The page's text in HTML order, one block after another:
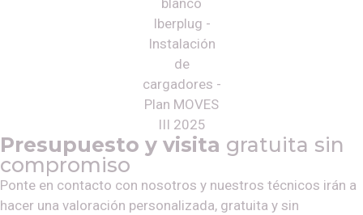
Presupuesto y visita gratuita sin
compromiso
Ponte en contacto con nosotros y nuestros técnicos irán a
hacer una valoración personalizada, gratuita y sin